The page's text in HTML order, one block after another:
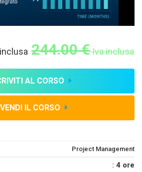
244.00 €Iva inclusa
AL CORSO
IL CORSO
Project Management
: 4 ore